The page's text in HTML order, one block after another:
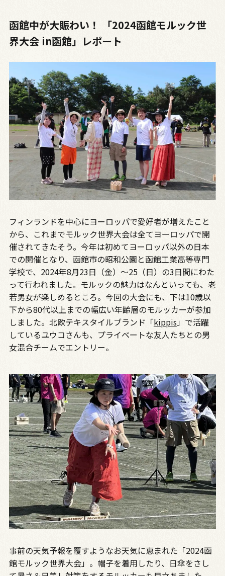
函館中が大賑わい！ 「2024函館モルック世
界大会 in函館」レポート
フィンランドを中心にヨーロッパで愛好者が増えたこと
から、これまでモルック世界大会は全てヨーロッパで開
催されてきたそう。今年は初めてヨーロッパ以外の日本
での開催となり、函館市の昭和公園と函館工業高等専門
学校で、2024年8月23日（金）〜25（日）の3日間にわた
って行われました。モルックの魅力はなんといっても、老
若男女が楽しめるところ。今回の大会にも、下は10歳以
下から80代以上までの幅広い年齢層のモルッカーが参加
しました。北欧テキスタイルブランド「kippis」で活躍
しているユウコさんも、プライベートな友人たちとの男
女混合チームでエントリー。
事前の天気予報を覆すようなお天気に恵まれた「2024函
館モルック世界大会」。帽子を着用したり、日傘をさし